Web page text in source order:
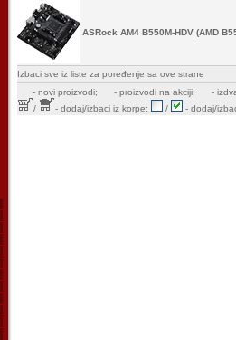
ASRock AM4 B550M-HDV (AMD
Izbaci sve iz liste za poređenje sa ove strane
- novi proizvodi; - proizvodi na akciji;
-
/
- dodaj/izbaci iz korpe; / - dodaj/